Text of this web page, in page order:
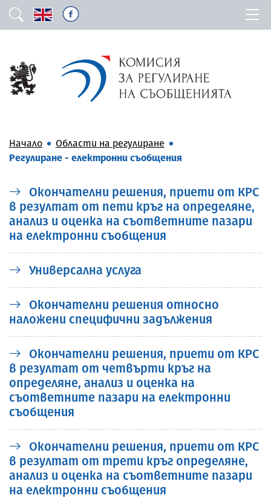
Начало
Области на регулиране
Регулиране - електронни съобщения
Окончателни решения, приети от КРС
в резултат от пети кръг на определяне,
анализ и оценка на съответните пазари
на електронни съобщения
Универсална услуга
Окончателни решения относно
наложени специфични задължения
Окончателни решения, приети от КРС
в резултат от четвърти кръг на
определяне, анализ и оценка на
съответните пазари на електронни
съобщения
Окончателни решения, приети от КРС
в резултат от трети кръг определяне,
анализ и оценка на съответните пазари
на електронни съобщения